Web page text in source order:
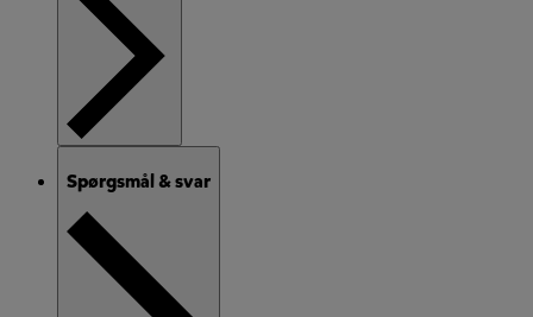
Spørgsmål & svar